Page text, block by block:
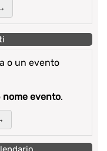
o un evento
nome evento.